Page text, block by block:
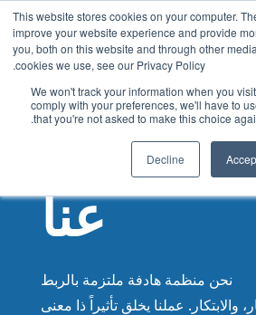
This website stores cookies on your computer.
improve your website experience and provide
you, both on this website and through other
cookies we use, see our Privacy Policy.
We won't track your information when you
comply with your preferences, we'll have to
that you're not asked to make this choice
Decline
عنا
نحن منظمة هادفة ملتزمة بالربط
والابتكار. عملنا يخلق تأثيراً ذا معنى